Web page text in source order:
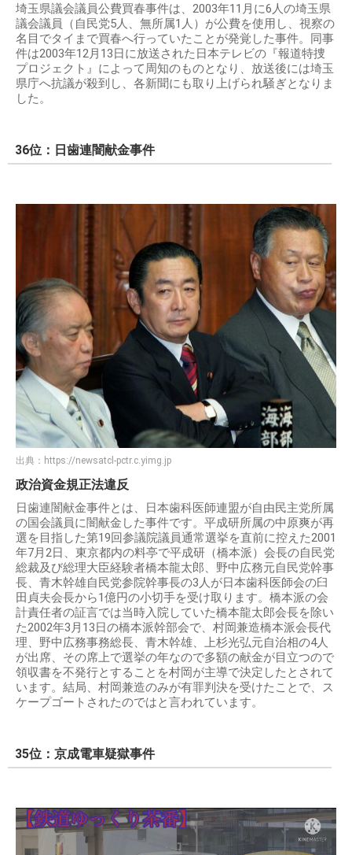
埼玉県議会議員公費買春事件は、2003年11月に6人の埼玉県
議会議員（自民党5人、無所属1人）が公費を使用し、視察の
名目でタイまで買春へ行っていたことが発覚した事件。同事
件は2003年12月13日に放送された日本テレビの『報道特捜
プロジェクト』によって周知のものとなり、放送後には埼玉
県庁へ抗議が殺到し、各新聞にも取り上げられ騒ぎとなりま
した。
36位：日歯連闇献金事件
出典： https://newsatcl-pctr.c.yimg.jp
政治資金規正法違反
日歯連闇献金事件とは、日本歯科医師連盟が自由民主党所属
の国会議員に闇献金した事件です。平成研所属の中原爽が再
選を目指した第19回参議院議員通常選挙を直前に控えた2001
年7月2日、東京都内の料亭で平成研（橋本派）会長の自民党
総裁及び総理大臣経験者橋本龍太郎、野中広務元自民党幹事
長、青木幹雄自民党参院幹事長の3人が日本歯科医師会の臼
田貞夫会長から1億円の小切手を受け取ります。橋本派の会
計責任者の証言では当時入院していた橋本龍太郎会長を除い
た2002年3月13日の橋本派幹部会で、村岡兼造橋本派会長代
理、野中広務事務総長、青木幹雄、上杉光弘元自治相の4人
が出席、その席上で選挙の年なので多額の献金が目立つので
領収書を不発行とすることを村岡が主導で決定したとされて
います。結局、村岡兼造のみが有罪判決を受けたことで、ス
ケープゴートされたのではと言われています。
35位：京成電車疑獄事件